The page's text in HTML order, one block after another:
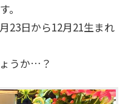
。
23日から12月21生まれ
うか…？